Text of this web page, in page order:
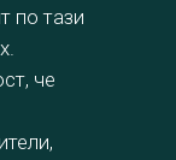
по тази
че